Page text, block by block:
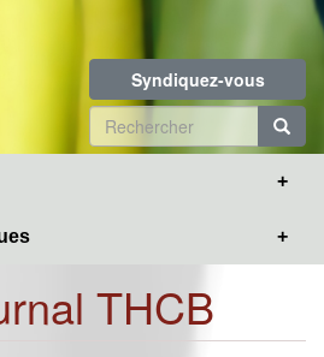
Syndiquez-vous
Formulaire
de
THCB